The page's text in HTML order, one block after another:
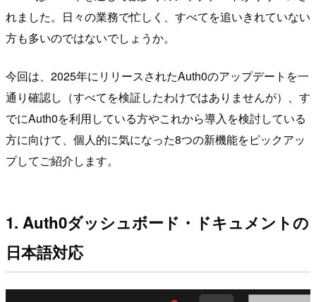
れました。日々の業務で忙しく、すべてを追いきれていない
方も多いのではないでしょうか。
今回は、2025年にリリースされたAuth0のアップデートを一
通り確認し（すべてを検証したわけではありませんが）、す
でにAuth0を利用している方やこれから導入を検討している
方に向けて、個人的に気になった8つの新機能をピックアッ
プしてご紹介します。
1. Auth0ダッシュボード・ドキュメントの
日本語対応